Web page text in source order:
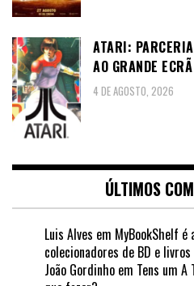
ATARI:
AO GRANDE ECRÃ
4 DE AGOSTO, 2026
ÚLTIMOS
Luis Alves em MyBookShelf é
colecionadores de BD e livros
João Gordinho em Tens um A